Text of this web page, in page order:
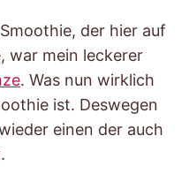
der hier auf
war mein leckerer
. Was nun wirklich
ist. Deswegen
einen der auch